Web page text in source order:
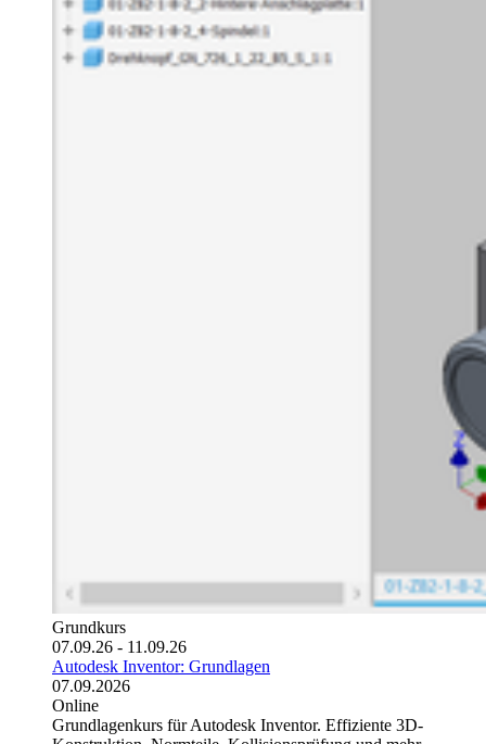
Grundkurs
07.09.26 - 11.09.26
Autodesk Inventor: Grundlagen
07.09.2026
Online
Grundlagenkurs für Autodesk Inventor. Effiziente 3D-